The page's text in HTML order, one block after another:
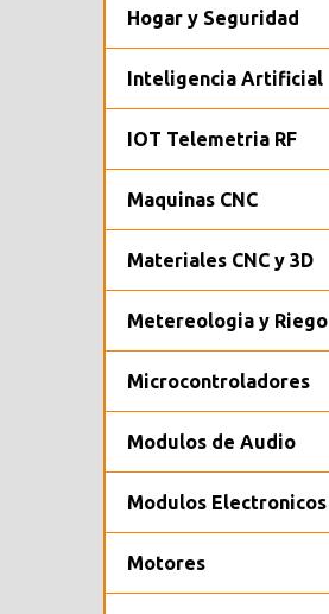
Hogar y Seguridad
Inteligencia Artificial
IOT Telemetria RF
Maquinas CNC
Materiales CNC y 3D
Metereologia y Riego
Microcontroladores
Modulos de Audio
Modulos Electronicos
Motores